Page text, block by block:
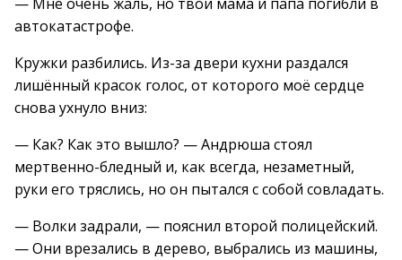
автокатастрофе.
Кружки разбились. Из-за двери кухни раздался
лишённый красок голос, от которого моё сердце
снова ухнуло вниз:
— Как? Как это вышло? — Андрюша стоял
мертвенно-бледный и, как всегда, незаметный,
руки его тряслись, но он пытался с собой совладать.
— Волки задрали, — пояснил второй полицейский.
— Они врезались в дерево, выбрались из машины,